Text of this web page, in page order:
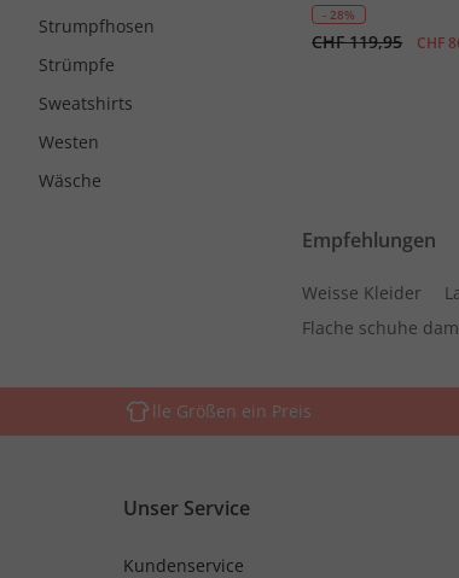
Strumpfhosen
Strümpfe
Sweatshirts
Westen
Wäsche
- 28%
CHF 119,95 CHF
Empfehlungen
Weisse Kleider
Flache schuhe
lle Größen ein Preis
Unser Service
Kundenservice